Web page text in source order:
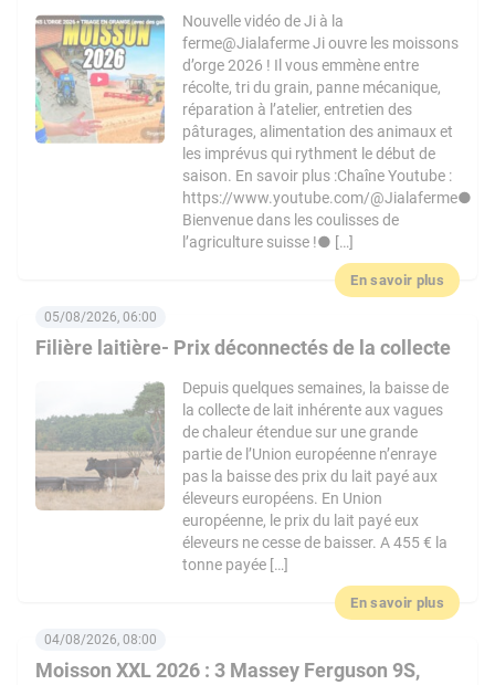
Nouvelle vidéo de Ji à la
ferme@Jialaferme Ji ouvre les moissons
d’orge 2026 ! Il vous emmène entre
récolte, tri du grain, panne mécanique,
réparation à l’atelier, entretien des
pâturages, alimentation des animaux et
les imprévus qui rythment le début de
saison. En savoir plus :Chaîne Youtube :
https://www.youtube.com/@Jialaferme●
Bienvenue dans les coulisses de
l’agriculture suisse !● […]
En savoir plus
Filière laitière- Prix déconnectés de la collecte
05/08/2026, 06:00
Depuis quelques semaines, la baisse de
la collecte de lait inhérente aux vagues
de chaleur étendue sur une grande
partie de l’Union européenne n’enraye
pas la baisse des prix du lait payé aux
éleveurs européens. En Union
européenne, le prix du lait payé eux
éleveurs ne cesse de baisser. A 455 € la
tonne payée […]
En savoir plus
Moisson XXL 2026 : 3 Massey Ferguson 9S,
04/08/2026, 08:00